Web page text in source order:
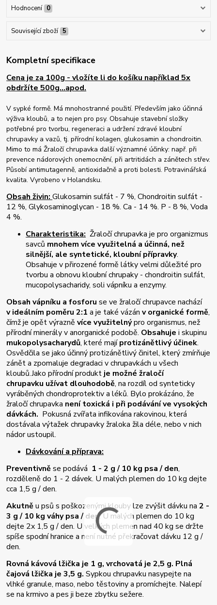
Hodnocení 0
Související zboží 5
Kompletní specifikace
Cena je za 100g - vložíte li do košíku například 5x
obdržíte 500g...apod.
V sypké formě. Má mnohostranné použití. Především jako účinná
výživa kloubů, a to nejen pro psy. Obsahuje stavební složky
potřebné pro tvorbu, regeneraci a udržení zdravé kloubní
chrupavky a vazů, tj. přírodní kolagen, glukosamin a chondroitin.
Mimo to má Žraločí chrupavka další významné účinky: např. při
prevence nádorových onemocnění, při artritidách a zánětech střev.
Působí antimutagenně, antioxidačně a proti bolesti. Potravinářská
kvalita. Vyrobeno v Holandsku.
Obsah živin:Glukosamin sulfát - 7 %, Chondroitin sulfát -
12 %, Glykosaminoglycan - 18 %. Ca - 14 %. P - 8 %, Voda
4 %.
Charakteristika: Žraločí chrupavka je pro organizmus
savců mnohem více využitelná a účinná, než
silnější, ale syntetické, kloubní přípravky.
Obsahuje v přirozené formě látky velmi důležité pro
tvorbu a obnovu kloubní chrupaky - chondroitin sulfát,
mucopolysacharidy, soli vápníku a enzymy.
Obsah vápníku a fosforu se ve žraločí chrupavce nachází
v ideálním poměru 2:1 a je také vázánv organické formě,
čímž je opět výrazněvíce využitelnýpro organismus, než
přírodní minerály v anorganické podobě. Obsahujei skupinu
mukopolysacharydů, které majíprotizánětlivý účinek.
Osvědčila se jako účinný protizánětlivý činitel, který zmírňuje
zánět a zpomaluje degradaci v chrupavkách u všech
kloubů.Jako přírodní produkt je možné žraločí
chrupavku užívat dlouhodobě, na rozdíl od synteticky
vyráběných chondroprotektiv a léků. Bylo prokázáno, že
žraločí chrupavka není toxická i při podávání ve vysokých
dávkách. Pokusná zvířata infikována rakovinou, která
dostávala výtažek chrupavky žraloka žila déle, nebo v nich
nádor ustoupil.
Dávkování a příprava:
Preventivně se podává 1 - 2 g / 10 kg psa / den,
rozděleně do 1 - 2 dávek. U malých plemen do 10 kg dejte
cca 1,5 g / den.
Akutně u psů s poškozenými klouby lze zvýšit dávku na 2 -
3 g / 10 kg váhy psa / den. U malých plemen do 10 kg
dejte 2x 1,5 g / den. U velkých plemen nad 40 kg se držte
spíše spodní hranice a není nutné překračovat dávku 12 g /
den.
Rovná kávová lžička je 1 g, vrchovatá je 2,5 g. Plná
čajová lžička je 3,5 g.Sypkou chrupavku nasypejte na
vlhké granule, maso, nebo těstoviny a promíchejte. Nalepí
se na krmivo a pes ji beze zbytku sežere.